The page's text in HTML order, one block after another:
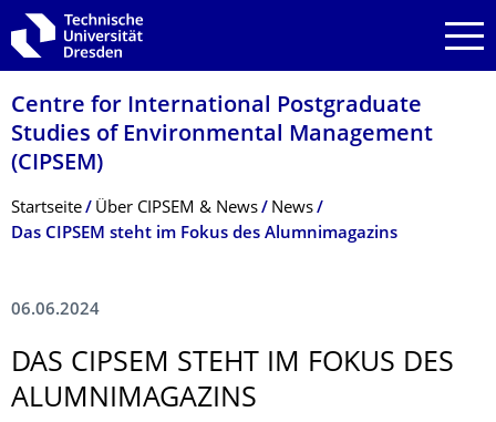
Zur Hauptnavigation springen
Zur Suche springen
Zum Inhalt springen
Centre for International Postgraduate
Studies of Environmental Management
(CIPSEM)
Breadcrumb-Menü
Startseite Über CIPSEM & News
News
Das CIPSEM steht im Fokus des Alumnimagazins
06.06.2024
DAS CIPSEM STEHT IM FOKUS DES
ALUMNIMAGAZINS